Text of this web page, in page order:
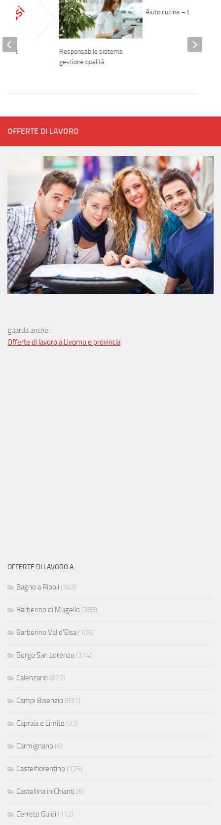
Responsabile sistema
gestione qualità
Aiuto cucina – tirocino
OFFERTE DI LAVORO
guarda anche:
Offerte di lavoro a Livorno e provincia
OFFERTE DI LAVORO A
Bagno a Ripoli (343)
Barberino di Mugello (388)
Barberino Val d'Elsa(105)
Borgo San Lorenzo (314)
Calenzano (827)
Campi Bisenzio (831)
Capraia e Limite (33)
Carmignano (6)
Castelfiorentino (125)
Castellina in Chianti (6)
Cerreto Guidi (112)